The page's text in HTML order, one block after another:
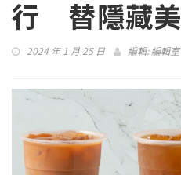
行 替隱藏
2024 年 1 月 25 日 編輯:編輯室